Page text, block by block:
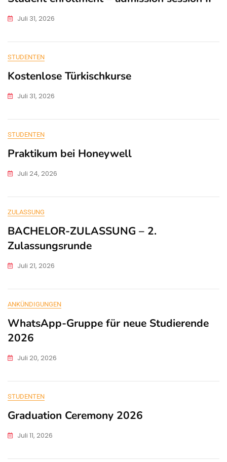
Juli 31, 2026
STUDENTEN
Kostenlose Türkischkurse
Juli 31, 2026
STUDENTEN
Praktikum bei Honeywell
Juli 24, 2026
ZULASSUNG
BACHELOR-ZULASSUNG – 2.
Zulassungsrunde
Juli 21, 2026
ANKÜNDIGUNGEN
WhatsApp-Gruppe für neue Studierende
2026
Juli 20, 2026
STUDENTEN
Graduation Ceremony 2026
Juli 11, 2026